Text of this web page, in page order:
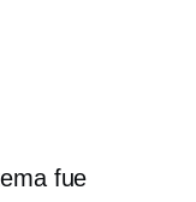
fue